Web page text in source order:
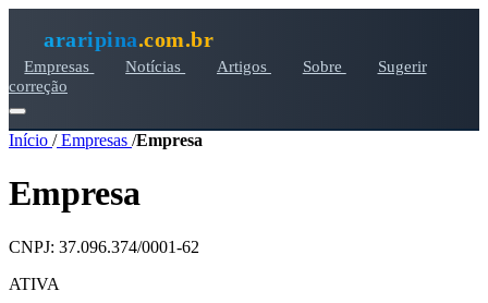
araripina.com.br
Empresas Notícias Artigos Sobre
Sugerir
correção
Início /Empresas /Empresa
Empresa
CNPJ: 37.096.374/0001-62
ATIVA